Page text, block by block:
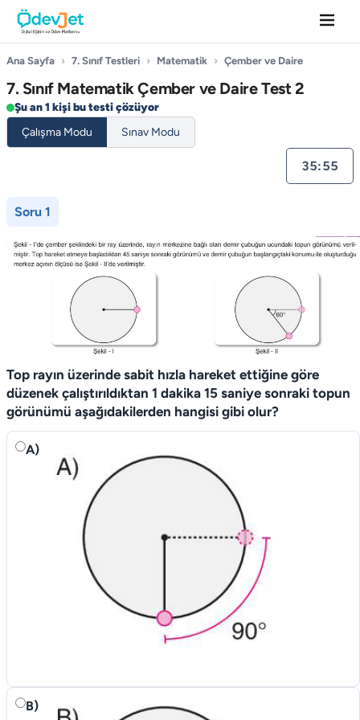
Ana Sayfa › 7. Sınıf Testleri › Matematik › Çember ve Daire
7. Sınıf Matematik Çember ve Daire Test 2
Şu an 1 kişi bu testi çözüyor
Çalışma Modu
Sınav Modu
35:55
Soru 1
Top rayın üzerinde sabit hızla hareket ettiğine göre
düzenek çalıştırıldıktan 1 dakika 15 saniye sonraki topun
görünümü aşağıdakilerden hangisi gibi olur?
A)
B)